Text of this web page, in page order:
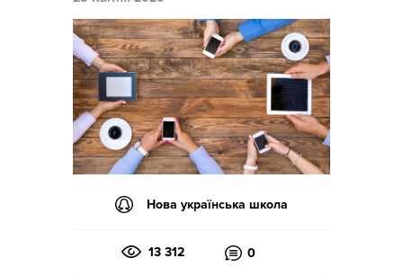
Нова українська школа
13 312 0